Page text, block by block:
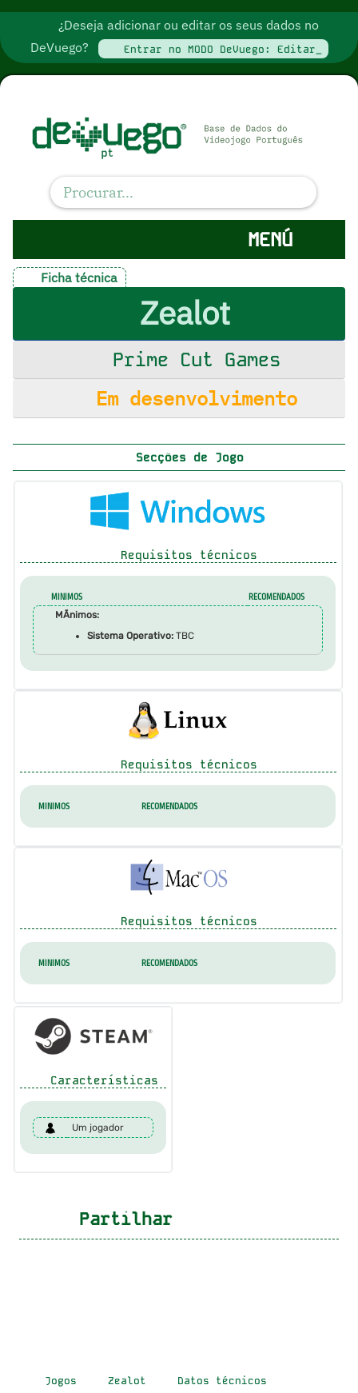
¿Deseja adicionar ou editar os seus dados no
DeVuego?
Entrar no MODO DeVuego: Editar_
MENÚ
Ficha técnica
Zealot
Prime Cut Games
Em desenvolvimento
Secções de Jogo
Requisitos técnicos
MINIMOS RECOMENDADOS
MÃ­nimos:
Sistema Operativo: TBC
Requisitos técnicos
MINIMOS RECOMENDADOS
Requisitos técnicos
MINIMOS RECOMENDADOS
Características
Um jogador
Partilhar
Jogos Zealot Datos técnicos